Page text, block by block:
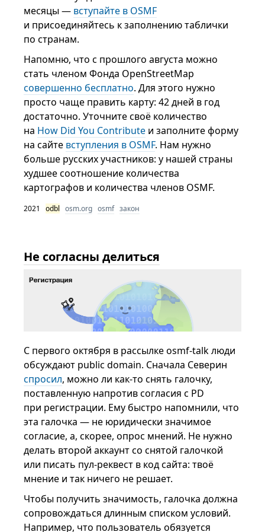
месяцы — вступайте в OSMF
и присоединяйтесь к заполнению таблички
по странам.
Напомню, что с прошлого августа можно
стать членом Фонда OpenStreetMap
совершенно бесплатно. Для этого нужно
просто чаще править карту: 42 дней в год
достаточно. Уточните своё количество
на How Did You Contribute и заполните форму
на сайте вступления в OSMF. Нам нужно
больше русских участников: у нашей страны
худшее соотношение количества
картографов и количества членов OSMF.
2021 odbl osm.org osmf закон
Не согласны делиться
С первого октября в рассылке osmf-talk люди
обсуждают public domain. Сначала Северин
спросил, можно ли как-то снять галочку,
поставленную напротив согласия с PD
при регистрации. Ему быстро напомнили, что
эта галочка — не юридически значимое
согласие, а, скорее, опрос мнений. Не нужно
делать второй аккаунт со снятой галочкой
или писать пул-реквест в код сайта: твоё
мнение и так ничего не решает.
Чтобы получить значимость, галочка должна
сопровождаться длинным списком условий.
Например, что пользователь обязуется